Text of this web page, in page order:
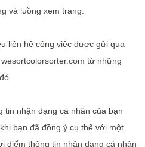
và luồng xem trang.
liên hệ công việc được gửi qua
từ những
tin nhận dạng cá nhân của bạn
bạn đã đồng ý cụ thể với một
điểm thông tin nhận dạng cá nhân